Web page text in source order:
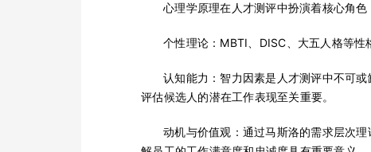
心理学原理在人才测评中扮演着核心角
个性理论：MBTI、DISC、大五人格等性
认知能力：智力因素是人才测评中不可
评估候选人的潜在工作表现至关重要。
动机与价值观：通过马斯洛的需求层次